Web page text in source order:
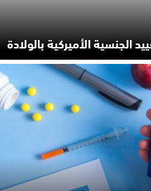
الجنسية الأميركية بالولادة